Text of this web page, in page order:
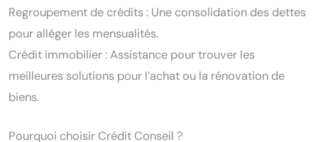
Regroupement de crédits : Une consolidation des dettes
pour alléger les mensualités.
Crédit immobilier : Assistance pour trouver les
meilleures solutions pour l’achat ou la rénovation de
biens.
Pourquoi choisir Crédit Conseil ?